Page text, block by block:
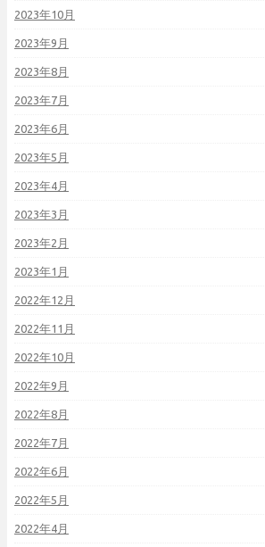
2023年10月
2023年9月
2023年8月
2023年7月
2023年6月
2023年5月
2023年4月
2023年3月
2023年2月
2023年1月
2022年12月
2022年11月
2022年10月
2022年9月
2022年8月
2022年7月
2022年6月
2022年5月
2022年4月